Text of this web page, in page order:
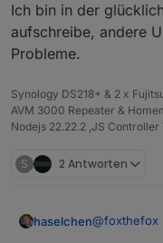
Ich bin in der
aufschreibe, andere
Probleme.
Synology DS218+ & 2 x
AVM 3000 Repeater &
Nodejs 22.22.2 ,JS Controller
S 2 Antworten
haselchen@foxthefox